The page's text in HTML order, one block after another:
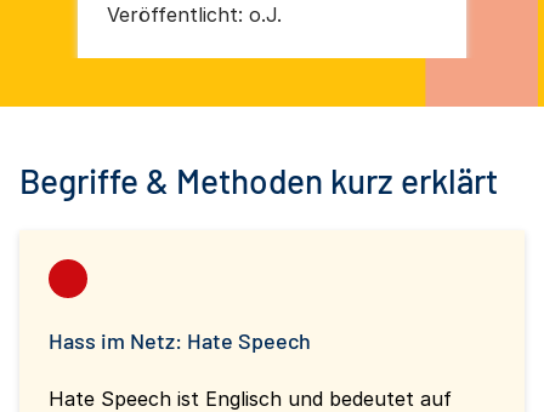
Veröffentlicht: o.J.
Begriffe & Methoden kurz erklärt
Hass im Netz: Hate Speech
Hate Speech ist Englisch und bedeutet auf